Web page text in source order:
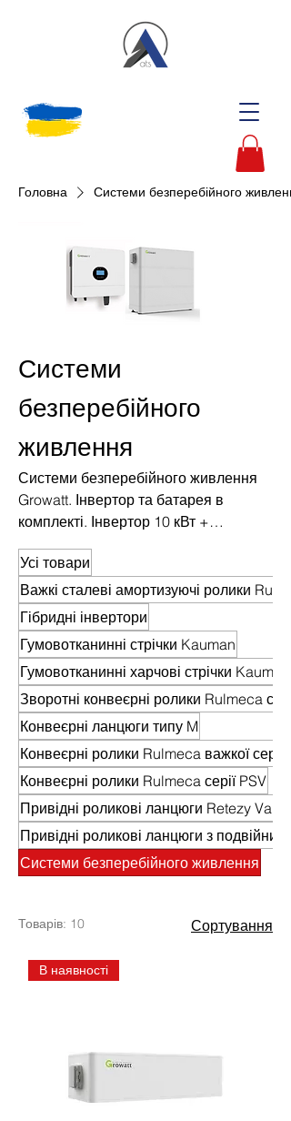
Головна Системи безперебійного
Системи
безперебійного
живлення
Системи безперебійного живлення
Growatt. Інвертор та батарея в
комплекті. Інвертор 10 кВт +
живлення будинку на 10 кВт.
Усі товари
Важкі сталеві амортизуючі ролики
Гібридні інвертори
Гумовотканинні стрічки Kauman
Гумовотканинні харчові стрічки Kauman
Зворотні конвеєрні ролики Rulmeca
Конвеєрні ланцюги типу M
Конвеєрні ролики Rulmeca важкої серії
Конвеєрні ролики Rulmeca серії PSV
Привідні роликові ланцюги Retezy
Привідні роликові ланцюги з подвійним
Системи безперебійного живлення
Товарів: 10 Сортування
В наявності